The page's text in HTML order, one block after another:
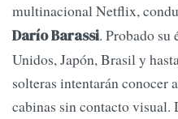
multinacional Netflix,
Darío Barassi. Probado su
Unidos, Japón, Brasil y
solteras intentarán conocer
cabinas sin contacto visual.